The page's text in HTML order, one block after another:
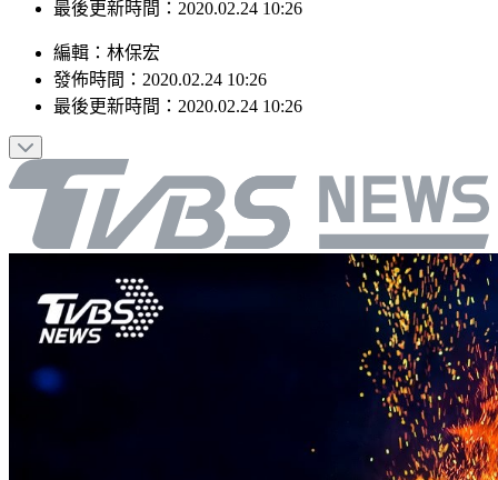
發佈時間：2020.02.24 10:26
最後更新時間：2020.02.24 10:26